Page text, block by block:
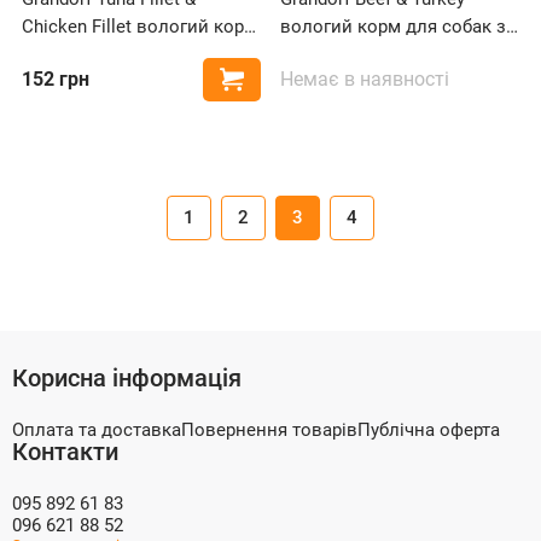
Chicken Fillet вологий корм
з філе тунця та курячою
грудкою для котів
152 грн Купити
вологий корм для собак з
Немає в наявності
1 2 3 4
Корисна інформація
Оплата та доставкаПовернення товарівПублічна оферта
Контакти
095 892 61 83
096 621 88 52